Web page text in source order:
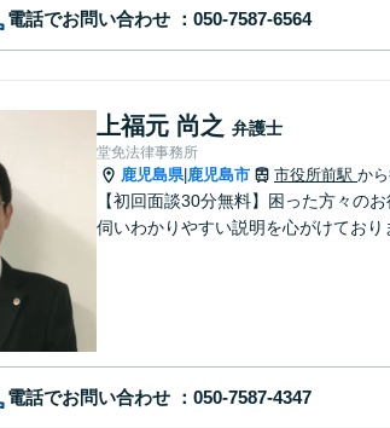
電話でお問い合わせ
上福元 尚之 弁護士
堂免法律事務所
鹿児島県| 鹿児島市 市役所前駅 か
【初回面談30分無料】困った方々の
伺いわかりやすい説明を心がけており
電話でお問い合わせ